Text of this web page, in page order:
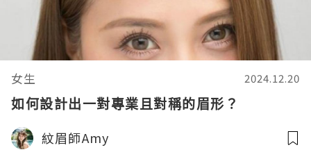
女生 2024.12.20
如何設計出一對專業且對稱的眉形？
紋眉師Amy